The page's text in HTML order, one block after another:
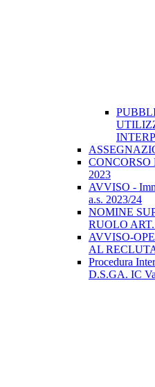
2023
AVVISO -
a.s. 2023/24
NOMINE
RUOLO
AVVISO-
AL
Procedura
D.S.GA. IC